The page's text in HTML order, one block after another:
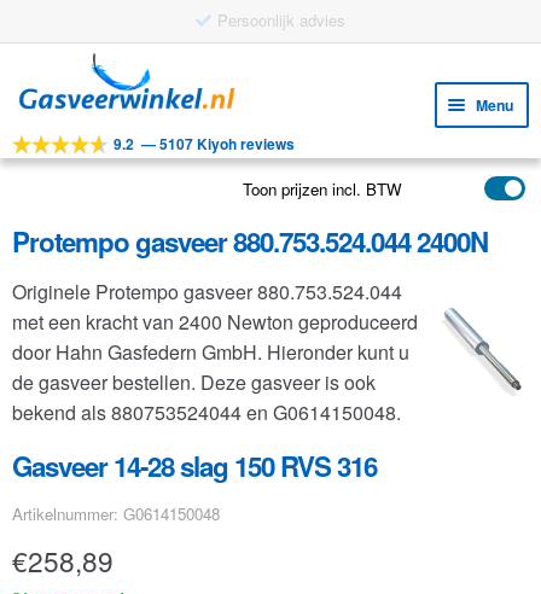
Gratis verzending vanaf €25
door
navigatie
naar
inhoud
Menu
Tools
Toepassingen
Klantenservice
FAQ
9.2 —5107 Kiyoh reviews
Toon prijzen incl. BTW
Protempo gasveer 880.753.524.044 2400N
Originele Protempo gasveer 880.753.524.044
met een kracht van 2400 Newton geproduceerd
door Hahn Gasfedern GmbH. Hieronder kunt u
de gasveer bestellen. Deze gasveer is ook
bekend als 880753524044 en G0614150048.
Gasveer 14-28 slag 150 RVS 316
Artikelnummer: G0614150048
€258,89